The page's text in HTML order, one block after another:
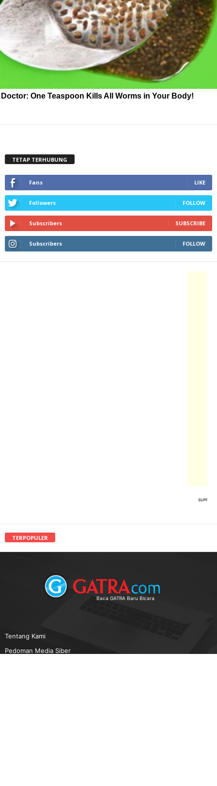
Doctor: One Teaspoon Kills All Worms in Your Body!
TETAP TERHUBUNG
Fans LIKE
Followers FOLLOW
Subscribers SUBSCRIBE
Subscribers FOLLOW
TERPOPULER
Baca GATRA Baru Bicara
Tentang Kami
Pedoman Media Siber